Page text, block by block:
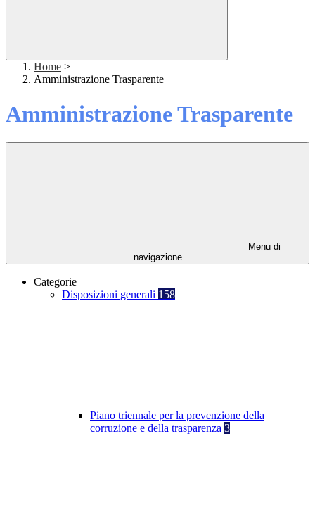
Home >
Amministrazione Trasparente
Amministrazione Trasparente
Menu di
navigazione
Categorie
Disposizioni generali 158
Piano triennale per la prevenzione della
corruzione e della trasparenza 3